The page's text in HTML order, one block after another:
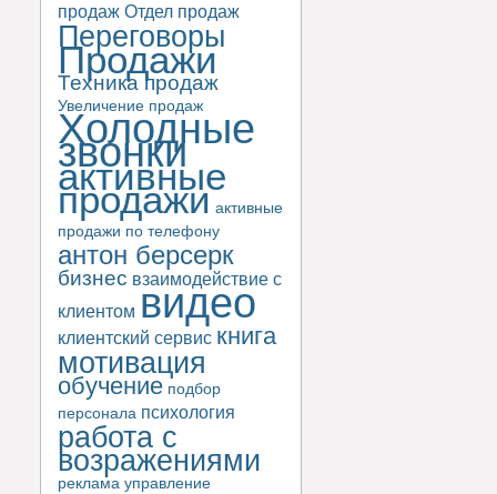
продаж Отдел продаж
Переговоры
Продажи
Техника продаж
Увеличение продаж
Холодные
звонки
активные
продажи активные
продажи по телефону
антон берсерк
бизнес взаимодействие с
клиентом видео
клиентский сервис книга
мотивация
обучение подбор
персонала психология
работа с
возражениями
реклама управление